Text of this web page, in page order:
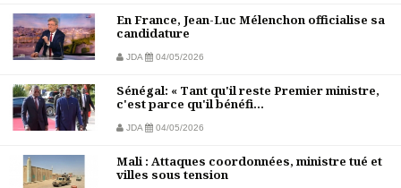
En France, Jean-Luc Mélenchon officialise sa
candidature
JDA 04/05/2026
Sénégal: « Tant qu'il reste Premier ministre,
c'est parce qu'il bénéfi...
JDA 04/05/2026
Mali : Attaques coordonnées, ministre tué et
villes sous tension